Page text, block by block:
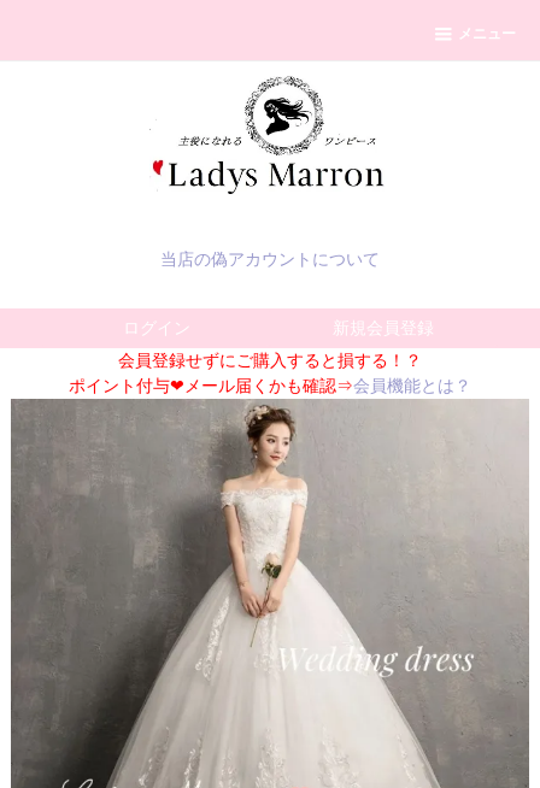
メニュー
当店の偽アカウントについて
ログイン
新規会員登録
会員登録せずにご購入すると損する！？
ポイント付与❤メール届くかも確認⇒会員機能とは？